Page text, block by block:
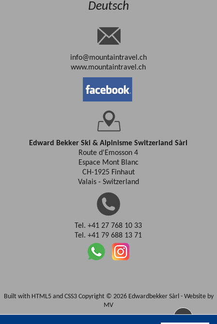
Deutsch
info@mountaintravel.ch
www.mountaintravel.ch
Edward Bekker Ski & Alpinisme Switzerland Sàrl
Route d'Emosson 4
Espace Mont Blanc
CH-1925 Finhaut
Valais - Switzerland
Tel. +41 27 768 10 33
Tel. +41 79 688 13 71
Built with HTML5 and CSS3 Copyright © 2026 Edwardbekker Sàrl - Website by
MV